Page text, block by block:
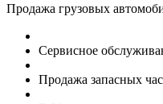
Продажа грузовых
Сервисное
Продажа запасных